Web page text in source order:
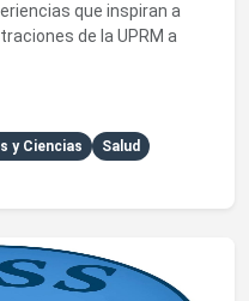
que inspiran a
de la UPRM a
y Ciencias
Salud
Student Society